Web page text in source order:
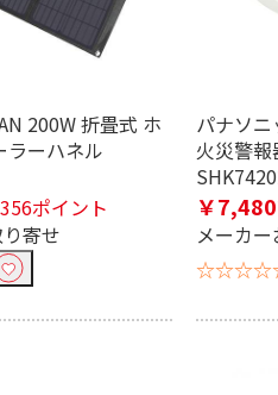
200W 折畳式 ホ
ラーハネル
ポイント
寄せ
パナソ
火災警
￥7,480
メーカ
。